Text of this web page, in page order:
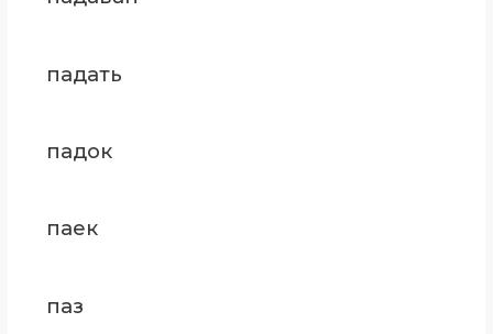
падать
падок
паек
паз